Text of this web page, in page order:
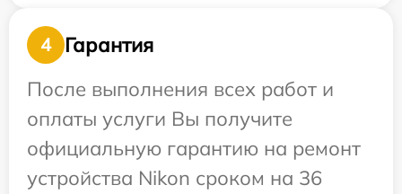
4
Гарантия
После выполнения всех работ и
оплаты услуги Вы получите
официальную гарантию на ремонт
устройства Nikon сроком на 36